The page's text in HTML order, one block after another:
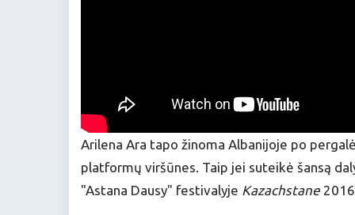
Arilena Ara tapo žinoma Albanijoje po
platformų viršūnes. Taip jei suteikė šansą
"Astana Dausy" festivalyje Kazachstane